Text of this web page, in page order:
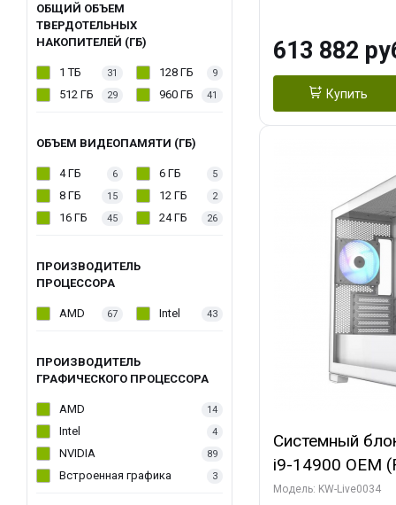
ОБЩИЙ ОБЪЕМ
ТВЕРДОТЕЛЬНЫХ
НАКОПИТЕЛЕЙ (ГБ)
1 ТБ 31 128 ГБ 9
512 ГБ 29 960 ГБ 41
ОБЪЕМ ВИДЕОПАМЯТИ (ГБ)
4 ГБ 6 6 ГБ 5
8 ГБ 15 12 ГБ 2
16 ГБ 45 24 ГБ 26
ПРОИЗВОДИТЕЛЬ
ПРОЦЕССОРА
AMD 67 Intel 43
ПРОИЗВОДИТЕЛЬ
ГРАФИЧЕСКОГО ПРОЦЕССОРА
AMD 14
Intel 4
NVIDIA 89
Встроенная графика 3
Turbo/ 960 ГБ
613 882
Купить
Системный
i9-14900 OEM
C24 16EC/
Модель: KW-Live0034